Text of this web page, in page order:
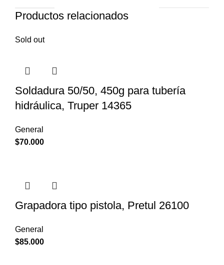
Productos relacionados
Sold out
Soldadura 50/50, 450g para tubería
hidráulica, Truper 14365
General
$70.000
Grapadora tipo pistola, Pretul 26100
General
$85.000